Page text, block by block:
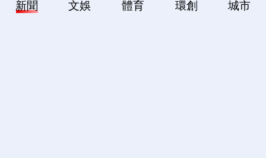
新聞 文娛 體育 環創 城市